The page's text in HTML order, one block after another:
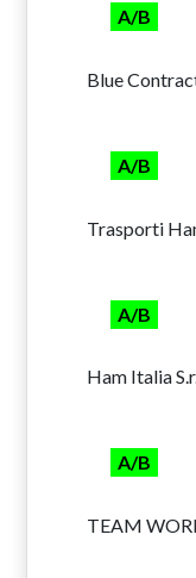
A/B
Blue
A/B
Trasporti
A/B
Ham Italia
A/B
TEAM